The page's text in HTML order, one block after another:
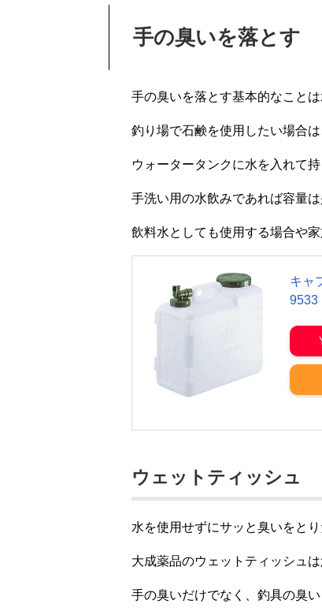
手の臭いを落とす
手の臭いを落とす基本的なことは
釣り場で石鹸を使用したい場合は
ウォータータンクに水を入れて
手洗い用の水飲みであれば容量は
飲料水としても使用する場合や
キャ
9533
ウェットティッシュ
水を使用せずにサッと臭いをと
大成薬品のウェットティッシュ
手の臭いだけでなく、釣具の臭